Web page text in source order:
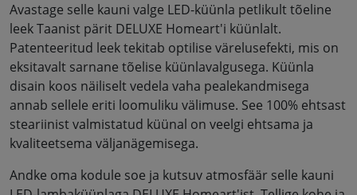
Avastage selle kauni valge LED-küünla petlikult tõeline
leek Taanist pärit DELUXE Homeart'i küünlalt.
Patenteeritud leek tekitab optilise värelusefekti, mis on
eksitavalt sarnane tõelise küünlavalgusega. Küünla
disain koos näiliselt vedela vaha pealekandmisega
annab sellele eriti loomuliku välimuse. See 100% ehtsast
steariinist valmistatud küünal on veelgi ehtsama ja
kvaliteetsema väljanägemisega.
Andke oma kodule soe ja kutsuv atmosfäär selle kauni